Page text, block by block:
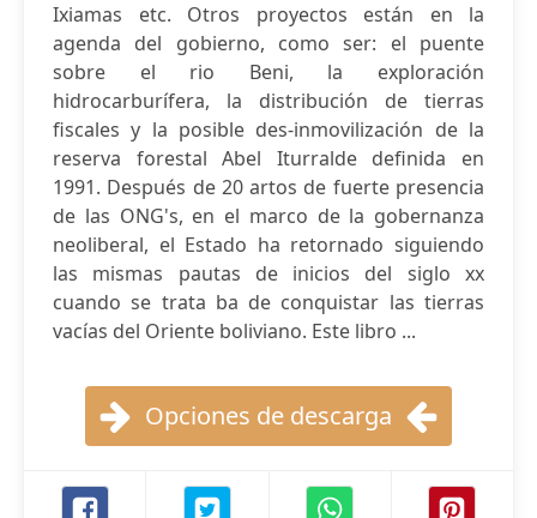
Ixiamas etc. Otros proyectos están en la
agenda del gobierno, como ser: el puente
sobre el rio Beni, la exploración
hidrocarburífera, la distribución de tierras
fiscales y la posible des-inmovilización de la
reserva forestal Abel Iturralde definida en
1991. Después de 20 artos de fuerte presencia
de las ONG's, en el marco de la gobernanza
neoliberal, el Estado ha retornado siguiendo
las mismas pautas de inicios del siglo xx
cuando se trata ba de conquistar las tierras
vacías del Oriente boliviano. Este libro ...
Opciones de descarga